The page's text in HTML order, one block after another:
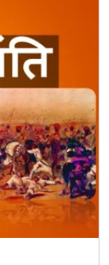
या
प्र
दे
श